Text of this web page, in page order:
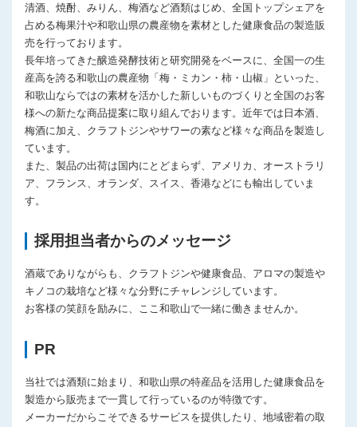
清酒、焼酎、みりん、梅酒など酒類はじめ、全国トップシェアを
占める梅果汁や和歌山県の農産物を素材とした健康食品の製造販
売を行っております。
長年培ってきた醸造発酵技術と研究開発をベースに、全国一の生
産高を誇る和歌山の農産物「梅・ミカン・柿・山椒」といった、
和歌山ならではの素材を活かした新しいものづくりと全国のお客
様への新たな商品提案に取り組んでおります。近年では日本酒、
梅酒に加え、クラフトジンやサワーの素など様々な商品を製造し
ています。
また、製品の出荷は国内にとどまらず、アメリカ、オーストラリ
ア、フランス、オランダ、スイス、香港などにも輸出していま
す。
採用担当者からのメッセージ
酒蔵でありながらも、クラフトジンや健康食品、アロマの製造や
キノコの栽培など様々な分野にチャレンジしています。
お客様の笑顔を励みに、ここ和歌山で一緒に働きませんか。
PR
当社では酒類に始まり、和歌山県の特産品を活用した健康食品を
製造から販売まで一貫して行っているのが特徴です。
メーカーだからこそできるサービスを提供したり、地域密着の取